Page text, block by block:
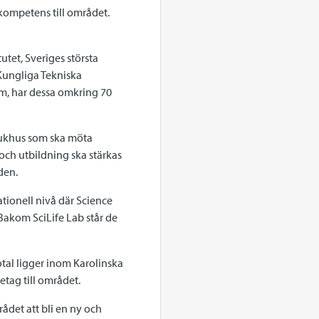
till området.
Sveriges största
Tekniska
har dessa omkring 70
som ska möta
utbildning ska stärkas
nivå där Science
SciLife Lab står de
ligger inom Karolinska
till området.
att bli en ny och